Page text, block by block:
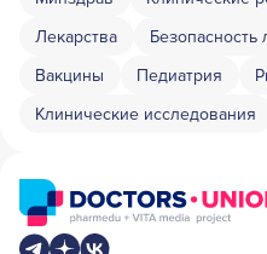
Лекарства
Безопасность
Вакцины
Педиатрия
Клинические исследования